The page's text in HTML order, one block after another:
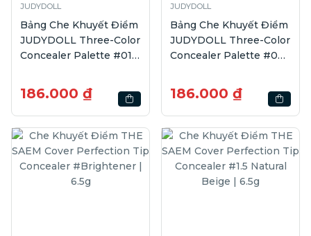
JUDYDOLL
Bảng Che Khuyết Điểm
JUDYDOLL Three-Color
Concealer Palette #01 |
186.000 ₫
JUDYDOLL
Bảng Che Khuyết Điểm
JUDYDOLL Three-Color
Concealer Palette #02 |
186.000 ₫